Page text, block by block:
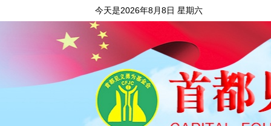
今天是2026年8月8日 星期六